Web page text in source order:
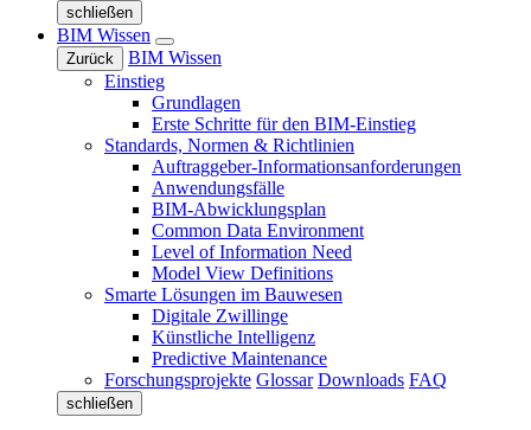
schließen
BIM Wissen
Zurück
BIM Wissen
Einstieg
Grundlagen
Erste Schritte für den BIM-Einstieg
Standards, Normen & Richtlinien
Auftraggeber-Informationsanforderungen
Anwendungsfälle
BIM-Abwicklungsplan
Common Data Environment
Level of Information Need
Model View Definitions
Smarte Lösungen im Bauwesen
Digitale Zwillinge
Künstliche Intelligenz
Predictive Maintenance
Forschungsprojekte Glossar Downloads FAQ
schließen